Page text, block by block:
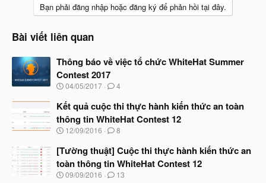
Bạn phải đăng nhập hoặc đăng ký để phản hồi tại đây.
Bài viết liên quan
Thông báo về việc tổ chức WhiteHat Summer
Contest 2017
N
à
b
ắ
đ
ầ
u
04/05/2017 4
Kết quả cuộc thi thực hành kiến thức an toàn
thông tin WhiteHat Contest 12
N
à
b
ắ
12/09/2016 8
[Tường thuật] Cuộc thi thực hành kiến thức an
toàn thông tin WhiteHat Contest 12
N
09/09/2016 13